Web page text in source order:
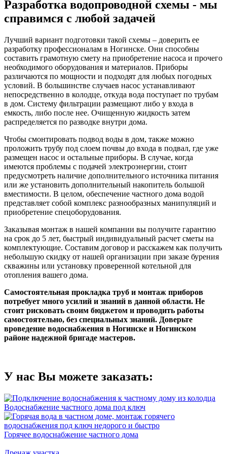
Разработка водопроводной схемы - мы
справимся с любой задачей
Лучший вариант подготовки такой схемы – доверить ее
разработку профессионалам в Ногинске. Они способны
составить грамотную смету на приобретение насоса и прочего
необходимого оборудования и материалов. Приборы
различаются по мощности и подходят для любых погодных
условий. В большинстве случаев насос устанавливают
непосредственно в колодце, откуда вода поступает по трубам
в дом. Систему фильтрации размещают либо у входа в
емкость, либо после нее. Очищенную жидкость затем
распределяется по разводке внутри дома.
Чтобы смонтировать подвод воды в дом, также можно
проложить трубу под слоем почвы до входа в подвал, где уже
размещен насос и остальные приборы. В случае, когда
имеются проблемы с подачей электроэнергии, стоит
предусмотреть наличие дополнительного источника питания
или же установить дополнительный накопитель большой
вместимости. В целом, обеспечение частного дома водой
представляет собой комплекс разнообразных манипуляций и
приобретение спецоборудования.
Заказывая монтаж в нашей компании вы получите гарантию
на срок до 5 лет, быстрый индивидуальный расчет сметы на
комплектующие. Составим договор и расскажем как получить
небольшую скидку от нашей организации при заказе бурения
скважины или установку проверенной котельной для
отопления вашего дома.
Самостоятельная прокладка труб и монтаж приборов
потребует много усилий и знаний в данной области. Не
стоит рисковать своим бюджетом и проводить работы
самостоятельно, без специальных знаний. Доверьте
вроведение водоснабжения в Ногинске и Ногинском
районе надежной бригаде мастеров.
У нас Вы можете заказать:
Водоснабжение частного дома под ключ
Горячее водоснабжение частного дома